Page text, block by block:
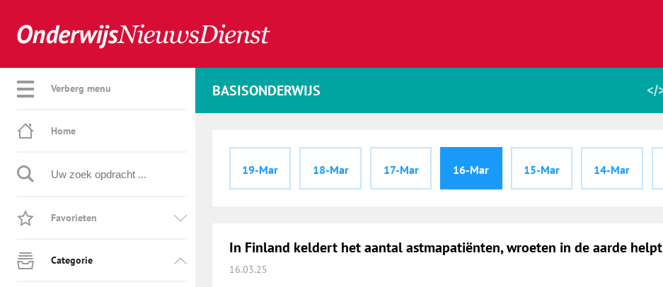
Verberg menu
Home
Favorieten
Categorie
BASISONDERWIJS
19-Mar 18-Mar 17-Mar 16-Mar 15-Mar 14-Mar
In Finland keldert het aantal astmapatiënten, wroeten in de aarde helpt
16.03.25